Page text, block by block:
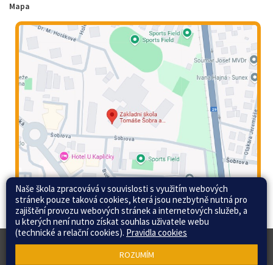
Mapa
© 2015 - 2026 Základní škola Tomáše Šobra a
Mateřská škola Písek, Šobrova 2070 |Mapa stránek
Web školy
Naše škola zpracovává v souvislosti s využitím webových
stránek pouze taková cookies, která jsou nezbytně nutná pro
zajištění provozu webových stránek a internetových služeb, a
u kterých není nutno získat souhlas uživatele webu
(technické a relační cookies). Pravidla cookies
ROZUMÍM